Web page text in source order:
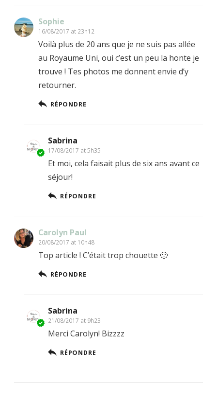
Sophie
16/08/2017 at 23h12
Voilà plus de 20 ans que je ne suis pas allée
au Royaume Uni, oui c’est un peu la honte je
trouve ! Tes photos me donnent envie d’y
retourner.
RÉPONDRE
Sabrina
17/08/2017 at 5h35
Et moi, cela faisait plus de six ans avant ce
séjour!
RÉPONDRE
Carolyn Paul
20/08/2017 at 10h48
Top article ! C’était trop chouette 🙂
RÉPONDRE
Sabrina
21/08/2017 at 9h23
Merci Carolyn! Bizzzz
RÉPONDRE